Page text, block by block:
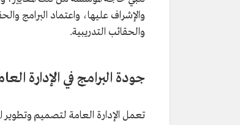
والإشراف عليها، واعتماد البرامج
والحقائب التدريبية.
جودة البرامج في الإدارة
تعمل الإدارة العامة لتصميم وتطوير